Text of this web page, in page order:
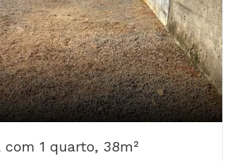
com 1 quarto, 38m²